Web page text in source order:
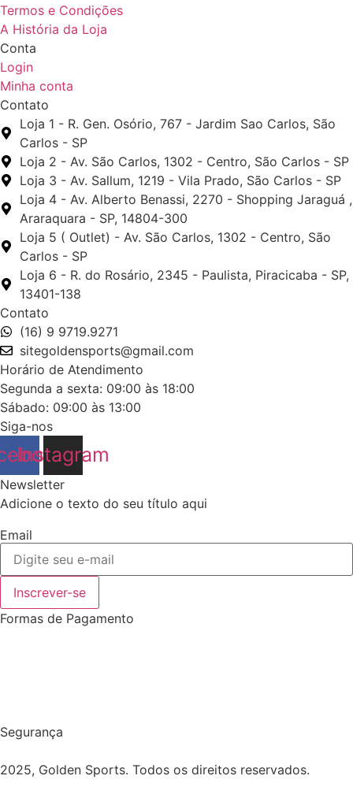
Termos e Condições
A História da Loja
Conta
Login
Minha conta
Contato
Loja 1 - R. Gen. Osório, 767 - Jardim Sao Carlos, São
Carlos - SP
Loja 2 - Av. São Carlos, 1302 - Centro, São Carlos - SP
Loja 3 - Av. Sallum, 1219 - Vila Prado, São Carlos - SP
Loja 4 - Av. Alberto Benassi, 2270 - Shopping Jaraguá ,
Araraquara - SP, 14804-300
Loja 5 ( Outlet) - Av. São Carlos, 1302 - Centro, São
Carlos - SP
Loja 6 - R. do Rosário, 2345 - Paulista, Piracicaba - SP,
13401-138
Contato
(16) 9 9719.9271
sitegoldensports@gmail.com
Horário de Atendimento
Segunda a sexta: 09:00 às 18:00
Sábado: 09:00 às 13:00
Siga-nos
Instagram
Newsletter
Adicione o texto do seu título aqui
Email
Inscrever-se
Formas de Pagamento
Segurança
2025, Golden Sports. Todos os direitos reservados.